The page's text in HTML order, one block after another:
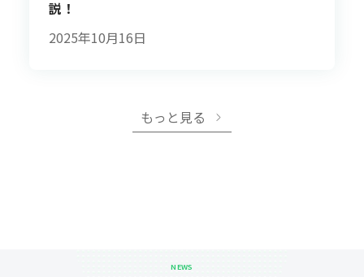
説！
2025年10月16日
もっと見る
NEWS